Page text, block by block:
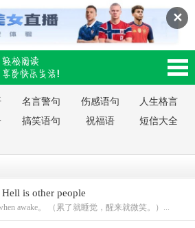
✕
版 名言警句 伤感语句
人生格言
搞笑语句 祝福语
短信大全
is other people
awake。 （累了就睡觉，醒来就微笑。）...